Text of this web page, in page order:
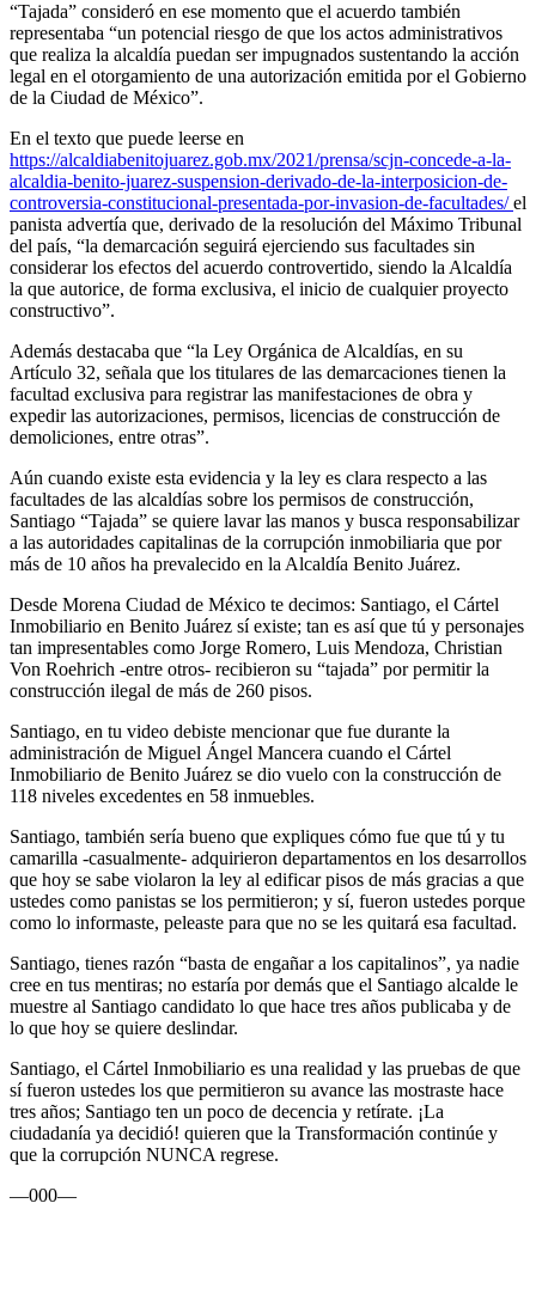
“Tajada” consideró en ese momento que el acuerdo también
representaba “un potencial riesgo de que los actos administrativos
que realiza la alcaldía puedan ser impugnados sustentando la acción
legal en el otorgamiento de una autorización emitida por el Gobierno
de la Ciudad de México”.
En el texto que puede leerse en
https://alcaldiabenitojuarez.gob.mx/2021/prensa/scjn-concede-a-la-
alcaldia-benito-juarez-suspension-derivado-de-la-interposicion-de-
controversia-constitucional-presentada-por-invasion-de-facultades/el
panista advertía que, derivado de la resolución del Máximo Tribunal
del país, “la demarcación seguirá ejerciendo sus facultades sin
considerar los efectos del acuerdo controvertido, siendo la Alcaldía
la que autorice, de forma exclusiva, el inicio de cualquier proyecto
constructivo”.
Además destacaba que “la Ley Orgánica de Alcaldías, en su
Artículo 32, señala que los titulares de las demarcaciones tienen la
facultad exclusiva para registrar las manifestaciones de obra y
expedir las autorizaciones, permisos, licencias de construcción de
demoliciones, entre otras”.
Aún cuando existe esta evidencia y la ley es clara respecto a las
facultades de las alcaldías sobre los permisos de construcción,
Santiago “Tajada” se quiere lavar las manos y busca responsabilizar
a las autoridades capitalinas de la corrupción inmobiliaria que por
más de 10 años ha prevalecido en la Alcaldía Benito Juárez.
Desde Morena Ciudad de México te decimos: Santiago, el Cártel
Inmobiliario en Benito Juárez sí existe; tan es así que tú y personajes
tan impresentables como Jorge Romero, Luis Mendoza, Christian
Von Roehrich -entre otros- recibieron su “tajada” por permitir la
construcción ilegal de más de 260 pisos.
Santiago, en tu video debiste mencionar que fue durante la
administración de Miguel Ángel Mancera cuando el Cártel
Inmobiliario de Benito Juárez se dio vuelo con la construcción de
118 niveles excedentes en 58 inmuebles.
Santiago, también sería bueno que expliques cómo fue que tú y tu
camarilla -casualmente- adquirieron departamentos en los desarrollos
que hoy se sabe violaron la ley al edificar pisos de más gracias a que
ustedes como panistas se los permitieron; y sí, fueron ustedes porque
como lo informaste, peleaste para que no se les quitará esa facultad.
Santiago, tienes razón “basta de engañar a los capitalinos”, ya nadie
cree en tus mentiras; no estaría por demás que el Santiago alcalde le
muestre al Santiago candidato lo que hace tres años publicaba y de
lo que hoy se quiere deslindar.
Santiago, el Cártel Inmobiliario es una realidad y las pruebas de que
sí fueron ustedes los que permitieron su avance las mostraste hace
tres años; Santiago ten un poco de decencia y retírate. ¡La
ciudadanía ya decidió! quieren que la Transformación continúe y
que la corrupción NUNCA regrese.
—000—